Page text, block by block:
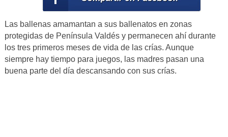
Las ballenas amamantan a sus ballenatos en zonas
protegidas de Península Valdés y permanecen ahí durante
los tres primeros meses de vida de las crías. Aunque
siempre hay tiempo para juegos, las madres pasan una
buena parte del día descansando con sus crías.